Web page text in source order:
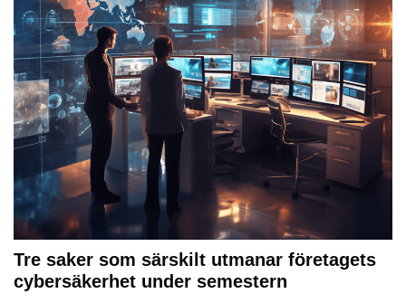
Tre saker som särskilt utmanar företagets
cybersäkerhet under semestern